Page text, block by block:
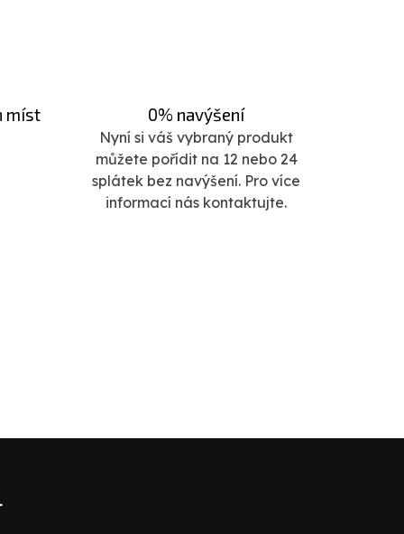
míst 0% navýšení
Nyní si váš vybraný produkt
můžete pořídit na 12 nebo 24
splátek bez navýšení. Pro více
informací nás kontaktujte.